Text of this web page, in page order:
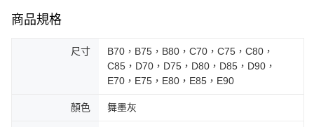
商品規格
尺寸
B70，B75，B80，C70，C75，C80，
C85，D70，D75，D80，D85，D90，
E70，E75，E80，E85，E90
顏色 舞墨灰